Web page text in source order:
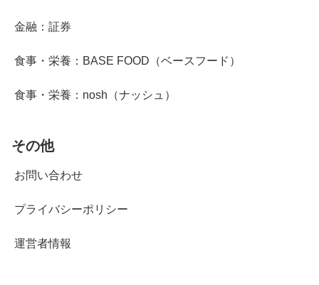
金融：証券
食事・栄養：BASE FOOD（ベースフード）
食事・栄養：nosh（ナッシュ）
その他
お問い合わせ
プライバシーポリシー
運営者情報